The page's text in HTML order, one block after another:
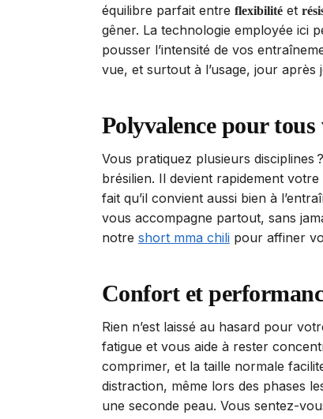
équilibre parfait entre flexibilitéet
gêner. La technologie employée ici
pousser l’intensité de vos
vue, et surtout à l’usage, jour après
Polyvalence pour
Vous pratiquez plusieurs
brésilien. Il devient rapidement
fait qu’il convient aussi bien à
vous accompagne partout, sans
notre short mma chilipour affiner
Confort et
Rien n’est laissé au hasard pour
fatigue et vous aide à rester
comprimer, et la taille normale
distraction, même lors des phases
une seconde peau. Vous sentez-